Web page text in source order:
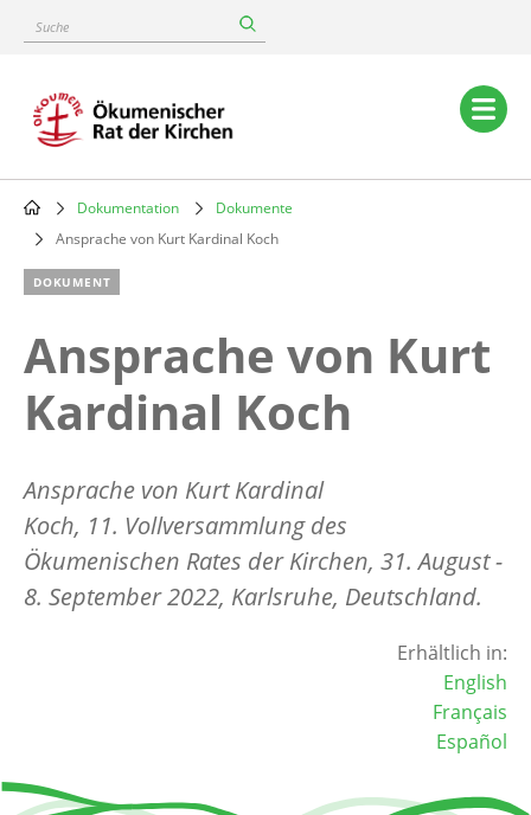
content
Suche
Main
navigation
Breadcrumb
Dokumentation
Dokumente
Ansprache von Kurt Kardinal Koch
DOKUMENT
Ansprache von Kurt
Kardinal Koch
Ansprache von Kurt Kardinal
Koch, 11. Vollversammlung des
Ökumenischen Rates der Kirchen, 31. August -
8. September 2022, Karlsruhe, Deutschland.
Erhältlich in:
English
Français
Español